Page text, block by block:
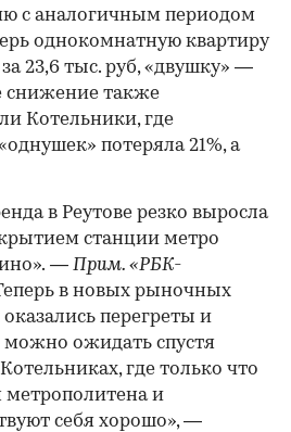
с аналогичным периодом
однокомнатную квартиру
23,6 тыс. руб, «двушку» —
снижение также
Котельники, где
потеряла 21%, а
в Реутове резко выросла
станции метро
— Прим. «РБК-
в новых рыночных
перегреты и
можно ожидать спустя
где только что
метрополитена и
себя хорошо», —